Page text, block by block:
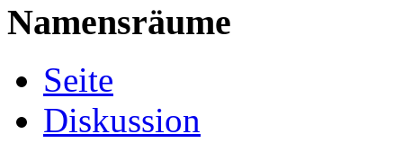
Namensräume
Seite
Diskussion